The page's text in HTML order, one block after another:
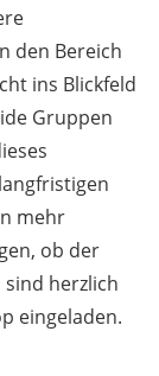
den Bereich
ins Blickfeld
Gruppen
mehr
ob der
herzlich
eingeladen.